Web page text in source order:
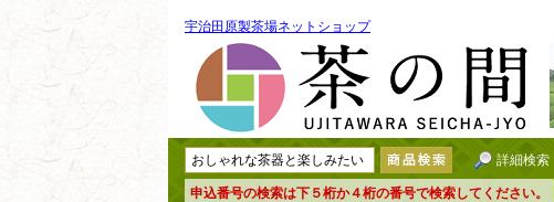
宇治田原製茶場ネットショップ
詳細検索
申込番号の検索は下５桁か４桁の番号で検索してください。